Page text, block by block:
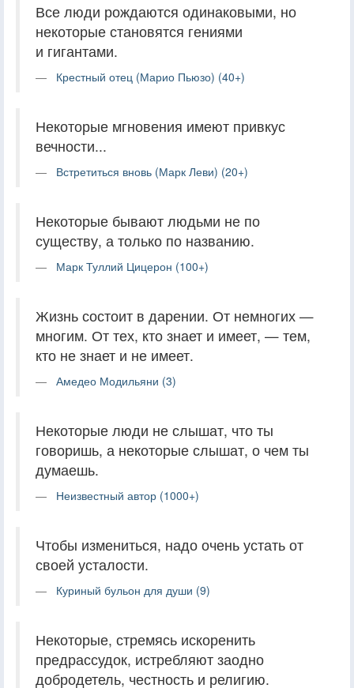
Все люди рождаются одинаковыми, но
некоторые становятся гениями
и гигантами.
Крестный отец (Марио Пьюзо) (40+)
Некоторые мгновения имеют привкус
вечности...
Встретиться вновь (Марк Леви) (20+)
Некоторые бывают людьми не по
существу, а только по названию.
Марк Туллий Цицерон (100+)
Жизнь состоит в дарении. От немногих —
многим. От тех, кто знает и имеет, — тем,
кто не знает и не имеет.
Амедео Модильяни (3)
Некоторые люди не слышат, что ты
говоришь, а некоторые слышат, о чем ты
думаешь.
Неизвестный автор (1000+)
Чтобы измениться, надо очень устать от
своей усталости.
Куриный бульон для души (9)
Некоторые, стремясь искоренить
предрассудок, истребляют заодно
добродетель, честность и религию.